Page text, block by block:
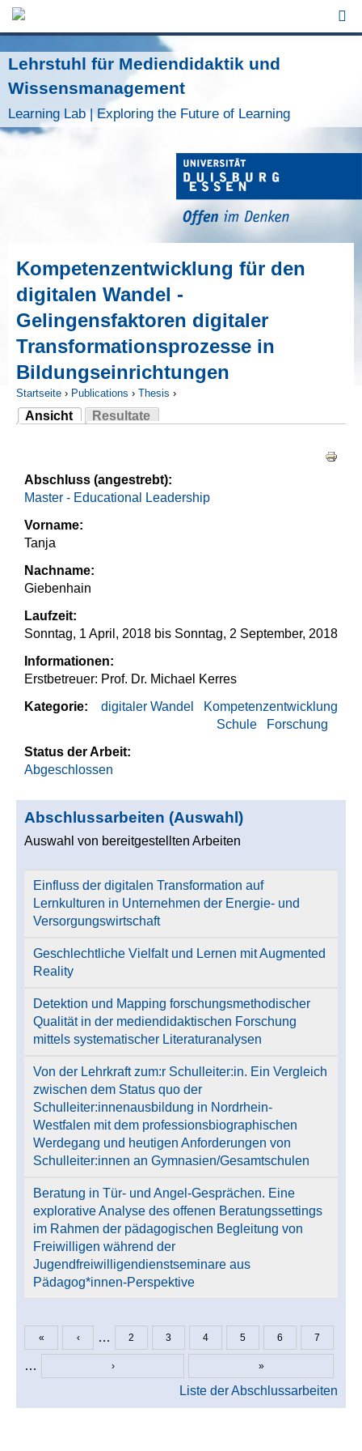
Jump to Navigation
Lehrstuhl für Mediendidaktik und
Wissensmanagement
Learning Lab | Exploring the Future of Learning
Kompetenzentwicklung für den
digitalen Wandel -
Gelingensfaktoren digitaler
Transformationsprozesse in
Bildungseinrichtungen
Sie sind hier
Startseite › Publications › Thesis ›
Ansicht
(aktiver Reiter)
Resultate
Abschluss (angestrebt):
Master - Educational Leadership
Vorname:
Tanja
Nachname:
Giebenhain
Laufzeit:
Sonntag, 1 April, 2018 bis Sonntag, 2 September, 2018
Informationen:
Erstbetreuer: Prof. Dr. Michael Kerres
Kategorie:
Kompetenzentwicklung
digitaler Wandel
Forschung
Schule
Status der Arbeit:
Abgeschlossen
Abschlussarbeiten (Auswahl)
Auswahl von bereitgestellten Arbeiten
Einfluss der digitalen Transformation auf
Lernkulturen in Unternehmen der Energie- und
Versorgungswirtschaft
Geschlechtliche Vielfalt und Lernen mit Augmented
Reality
Detektion und Mapping forschungsmethodischer
Qualität in der mediendidaktischen Forschung
mittels systematischer Literaturanalysen
Von der Lehrkraft zum:r Schulleiter:in. Ein Vergleich
zwischen dem Status quo der
Schulleiter:innenausbildung in Nordrhein-
Westfalen mit dem professionsbiographischen
Werdegang und heutigen Anforderungen von
Schulleiter:innen an Gymnasien/Gesamtschulen
Beratung in Tür- und Angel-Gesprächen. Eine
explorative Analyse des offenen Beratungssettings
im Rahmen der pädagogischen Begleitung von
Freiwilligen während der
Jugendfreiwilligendienstseminare aus
Pädagog*innen-Perspektive
Seiten
« ‹ … 2 3 4 5 6 7
… › »
Liste der Abschlussarbeiten